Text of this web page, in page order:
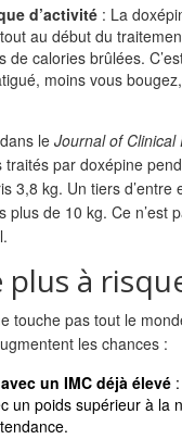
d’activité : La
au début du
de calories brûlées.
moins vous
le Journal of Clinical
par doxépine
3,8 kg. Un tiers d’entre
plus de 10 kg. Ce n’est
à
touche pas tout le
les chances :
un IMC déjà élevé
un poids supérieur à la